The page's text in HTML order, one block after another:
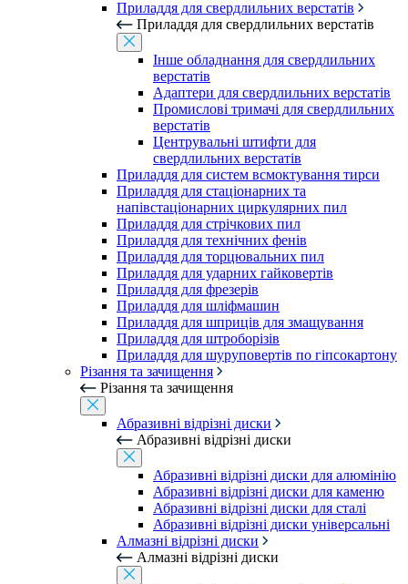
Приладдя для свердлильних верстатів
Приладдя для свердлильних верстатів
Інше обладнання для свердлильних
верстатів
Адаптери для свердлильних верстатів
Промислові тримачі для свердлильних
верстатів
Центрувальні штифти для
свердлильних верстатів
Приладдя для систем всмоктування тирси
Приладдя для стаціонарних та
напівстаціонарних циркулярних пил
Приладдя для стрічкових пил
Приладдя для технічних фенів
Приладдя для торцювальних пил
Приладдя для ударних гайковертів
Приладдя для фрезерів
Приладдя для шліфмашин
Приладдя для шприців для змащування
Приладдя для штроборізів
Приладдя для шуруповертів по гіпсокартону
Різання та зачищення
Різання та зачищення
Абразивні відрізні диски
Абразивні відрізні диски
Абразивні відрізні диски для алюмінію
Абразивні відрізні диски для каменю
Абразивні відрізні диски для сталі
Абразивні відрізні диски універсальні
Алмазні відрізні диски
Алмазні відрізні диски